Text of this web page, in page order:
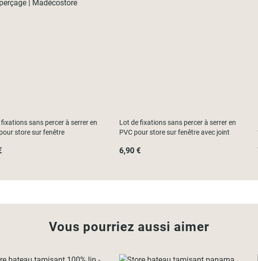
sans percer à serrer en
store sur fenêtre
Lot de fixations sans percer à serrer en
PVC pour store sur fenêtre avec joint
6,90 €
Vous pourriez aussi aimer